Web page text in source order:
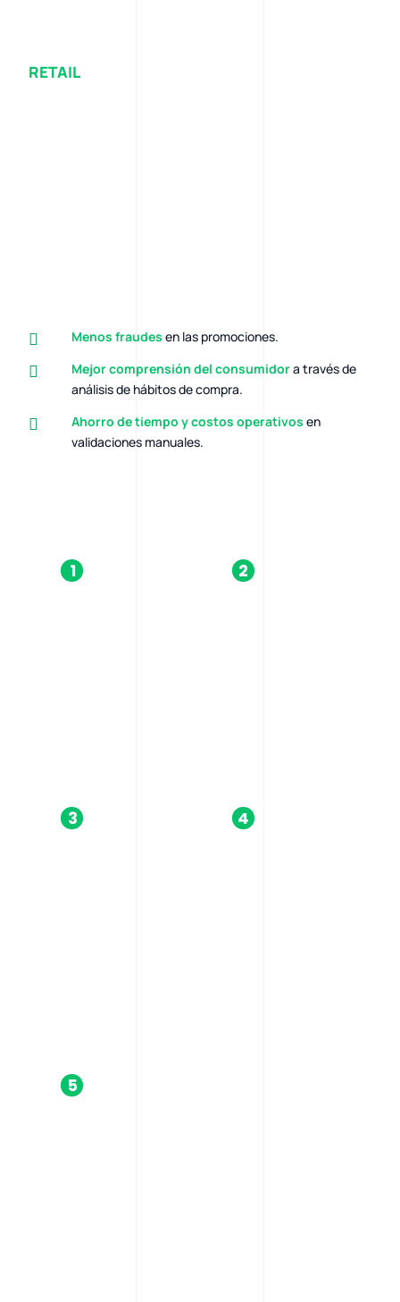
RETAIL
Menos fraudes en las promociones.
Mejor comprensión del consumidora través de
análisis de hábitos de compra.
Ahorro de tiempo y costos operativos en
validaciones manuales.
1 2
3 4
5